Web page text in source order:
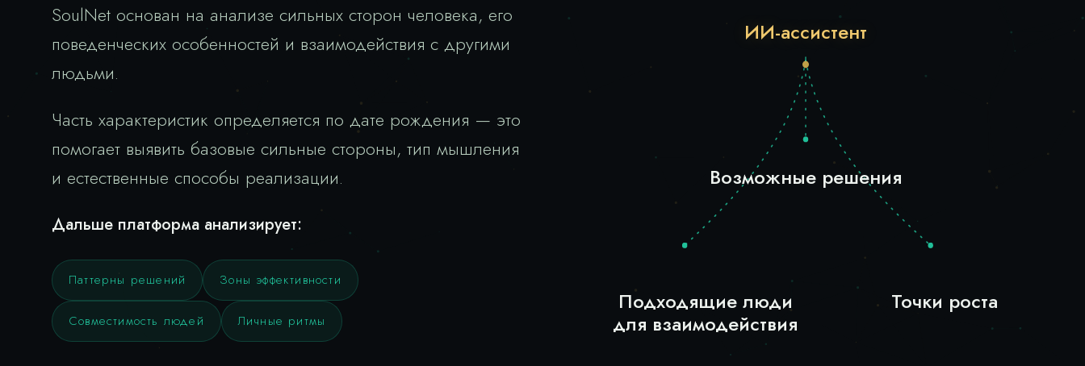
SoulNet основан на анализе сильных сторон человека, его
поведенческих особенностей и взаимодействия с другими
людьми.
Часть характеристик определяется по дате рождения — это
помогает выявить базовые сильные стороны, тип мышления
и естественные способы реализации.
Дальше платформа анализирует:
Паттерны решений Зоны эффективности
Совместимость людей Личные ритмы
ИИ-ассистент
Возможные решения
Точки роста
Подходящие люди
для взаимодействия